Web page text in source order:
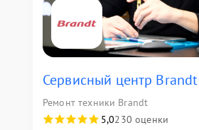
Сервисный центр Brandt
Ремонт техники Brandt
5,0230 оценки